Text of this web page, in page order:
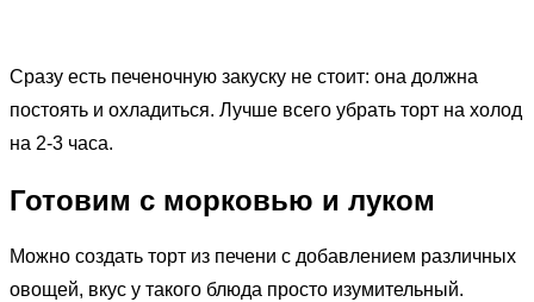
Сразу есть печеночную закуску не стоит: она должна
постоять и охладиться. Лучше всего убрать торт на холод
на 2-3 часа.
Готовим с морковью и луком
Можно создать торт из печени с добавлением различных
овощей, вкус у такого блюда просто изумительный.